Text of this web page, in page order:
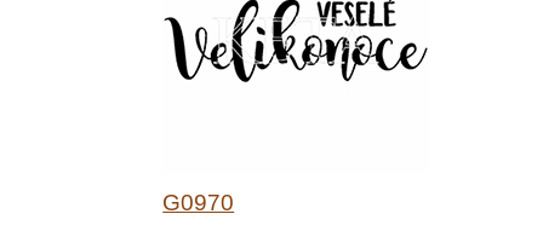
G0970